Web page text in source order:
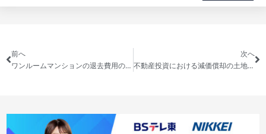
前へ
ワンルームマンションの退去費用の相場はいくら？
次へ
不動産投資における減価償却の土地・建物比率と減価償却期間の計算方法